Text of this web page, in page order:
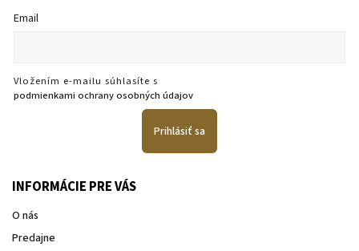
Email
Vložením e-mailu súhlasíte s
podmienkami ochrany osobných údajov
Prihlásiť sa
INFORMÁCIE PRE VÁS
O nás
Predajne